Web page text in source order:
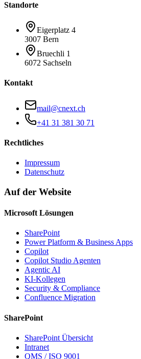
Standorte
Eigerplatz 4
3007 Bern
Bruechli 1
6072 Sachseln
Kontakt
mail@cnext.ch
+41 31 381 30 71
Rechtliches
Impressum
Datenschutz
Auf der Website
Microsoft Lösungen
SharePoint
Power Platform & Business Apps
Copilot
Copilot Studio Agenten
Agentic AI
KI-Kollegen
Security & Compliance
Confluence Migration
SharePoint
SharePoint Übersicht
Intranet
QMS / ISO 9001